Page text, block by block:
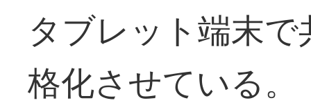
タブレット端末
格化させている。